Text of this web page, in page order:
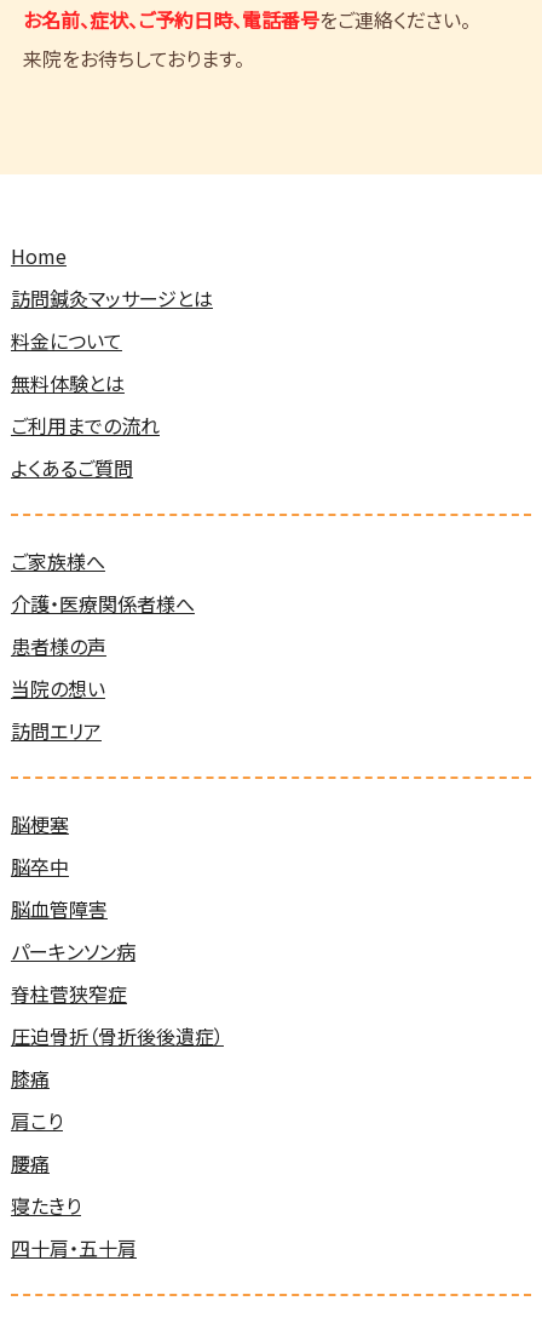
お名前、症状、ご予約日時、電話番号をご連絡ください。
来院をお待ちしております。
Home
訪問鍼灸マッサージとは
料金について
無料体験とは
ご利用までの流れ
よくあるご質問
ご家族様へ
介護・医療関係者様へ
患者様の声
当院の想い
訪問エリア
脳梗塞
脳卒中
脳血管障害
パーキンソン病
脊柱菅狭窄症
圧迫骨折（骨折後後遺症）
膝痛
肩こり
腰痛
寝たきり
四十肩・五十肩